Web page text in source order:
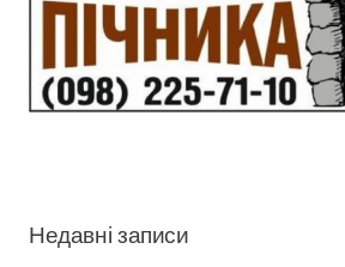
Недавні записи